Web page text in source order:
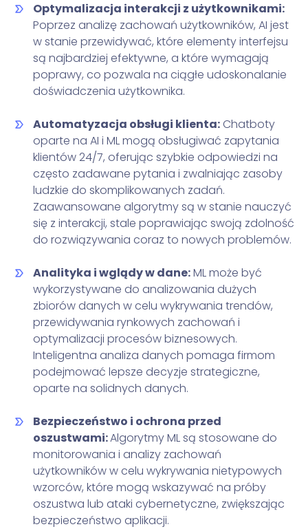
Optymalizacja interakcji z użytkownikami:
Poprzez analizę zachowań użytkowników, AI jest
w stanie przewidywać, które elementy interfejsu
są najbardziej efektywne, a które wymagają
poprawy, co pozwala na ciągłe udoskonalanie
doświadczenia użytkownika.
Automatyzacja obsługi klienta: Chatboty
oparte na AI i ML mogą obsługiwać zapytania
klientów 24/7, oferując szybkie odpowiedzi na
często zadawane pytania i zwalniając zasoby
ludzkie do skomplikowanych zadań.
Zaawansowane algorytmy są w stanie nauczyć
się z interakcji, stale poprawiając swoją zdolność
do rozwiązywania coraz to nowych problemów.
Analityka i wglądy w dane:ML może być
wykorzystywane do analizowania dużych
zbiorów danych w celu wykrywania trendów,
przewidywania rynkowych zachowań i
optymalizacji procesów biznesowych.
Inteligentna analiza danych pomaga firmom
podejmować lepsze decyzje strategiczne,
oparte na solidnych danych.
Bezpieczeństwo i ochrona przed
oszustwami:Algorytmy ML są stosowane do
monitorowania i analizy zachowań
użytkowników w celu wykrywania nietypowych
wzorców, które mogą wskazywać na próby
oszustwa lub ataki cybernetyczne, zwiększając
bezpieczeństwo aplikacji.